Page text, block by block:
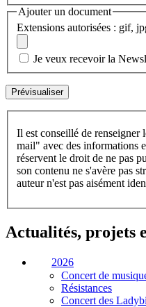
Ajouter un document
Extensions autorisées : gif,
Je veux recevoir la
Il est conseillé de
mail" avec des informations
réservent le droit de ne pas
son contenu ne s'avère pas
auteur n'est pas aisément
Actualités, projets
2026
Concert de
Résistances
Concert des